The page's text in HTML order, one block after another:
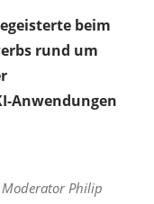
beim
rund um
Anwendungen
Philip